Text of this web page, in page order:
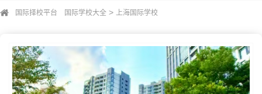
国际择校平台 国际学校大全 > 上海国际学校